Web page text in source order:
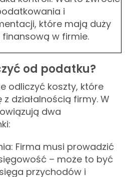
i
które mają duży
finansową w firmie.
od podatku?
odliczyć koszty, które
działalnością firmy. W
dwa
Firma musi prowadzić
– może to być
przychodów i